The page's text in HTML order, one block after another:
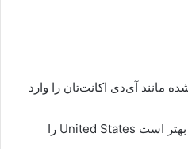
مانند آی‌دی اکانت‌تان را وارد
در بخش انتخاب کشور سکونت، بهتر است United States را